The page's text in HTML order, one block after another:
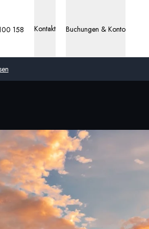
Königreich
Schottland,
Nordirland)
158 Kontakt Buchungen & Konto